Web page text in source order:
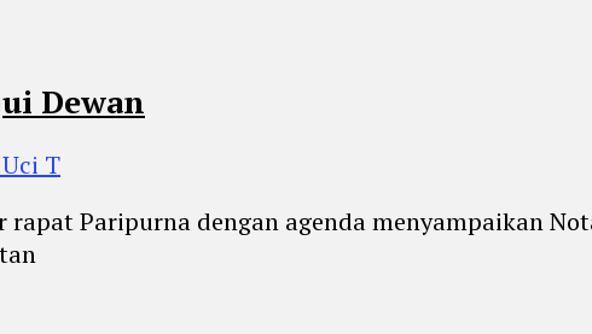
Dewan
T
Paripurna dengan agenda menyampaikan